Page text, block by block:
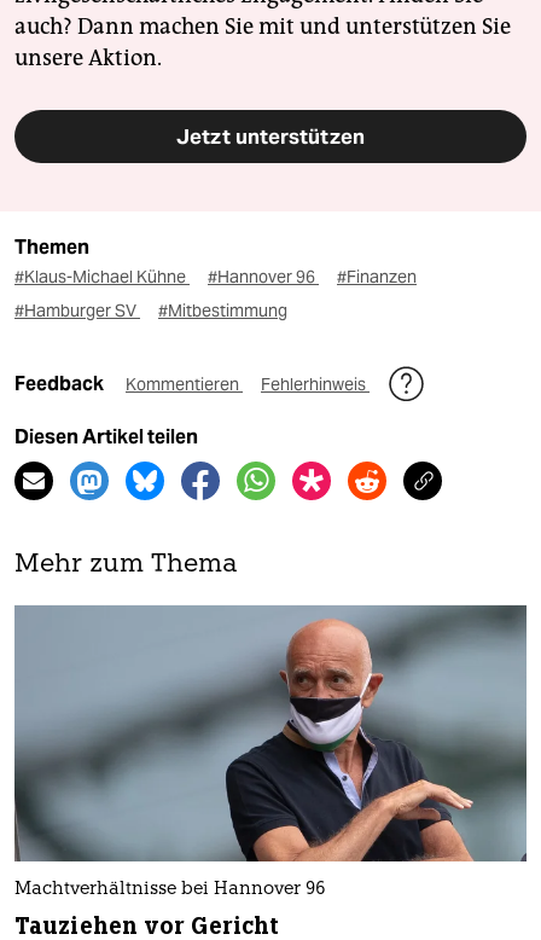
auch? Dann machen Sie mit und unterstützen Sie
unsere Aktion.
Jetzt unterstützen
Themen
#Klaus-Michael Kühne #Hannover 96
#Finanzen
#Hamburger SV
#Mitbestimmung
Feedback Kommentieren Fehlerhinweis
Diesen Artikel teilen
Mehr zum Thema
Machtverhältnisse bei Hannover 96
Tauziehen vor Gericht